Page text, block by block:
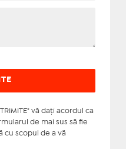
vă daţi acordul ca
de mai sus să fie
cu scopul de a vă